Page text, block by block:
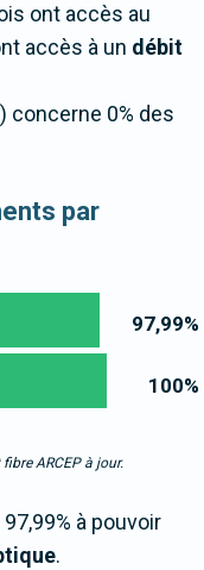
ont accès au
accès à un débit
concerne 0% des
par
97,99%
100%
ARCEP à jour.
à pouvoir
.